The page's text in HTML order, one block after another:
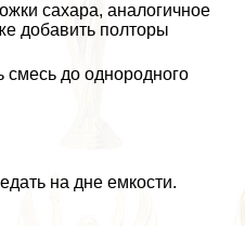
сахара, аналогичное
добавить полторы
до однородного
на дне емкости.